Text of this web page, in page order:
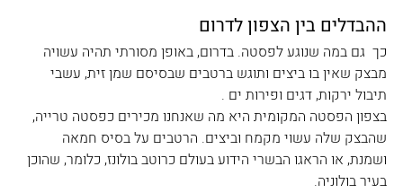
ההבדלים בין הצפון לדרום
כך  גם במה שנוגע לפסטה. בדרום, באופן מסורתי תהיה עשויה
מבצק שאין בו ביצים ותוגש ברטבים שבסיסם שמן זית, עשבי
תיבול ירקות, דגים ופירות ים .
בצפון הפסטה המקומית היא מה שאנחנו מכירים כפסטה טרייה,
שהבצק שלה עשוי מקמח וביצים. הרטבים על בסיס חמאה
ושמנת, או הראגו הבשרי הידוע בעולם כרוטב בולונז, כלומר, שהוכן
בעיר בולוניה.